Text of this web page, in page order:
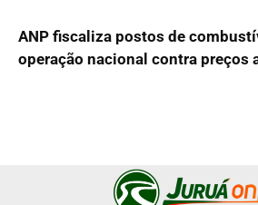
ANP fiscaliza postos de
operação nacional contra preços